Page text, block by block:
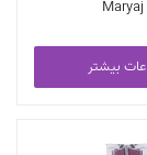
بیشتر